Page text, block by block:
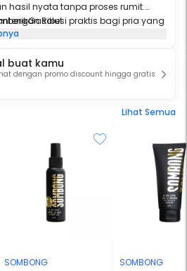
hasil nyata tanpa proses rumit.
solusi praktis bagi pria yang
ringkas untuk melawan
multifungsi, kami memangkas
menjadi paket ganteng yang
percaya kulit terawat adalah kunci
buat kamu
dengan promo discount hingga gratis
Lihat Semua
SOMBONG
SOMBONG